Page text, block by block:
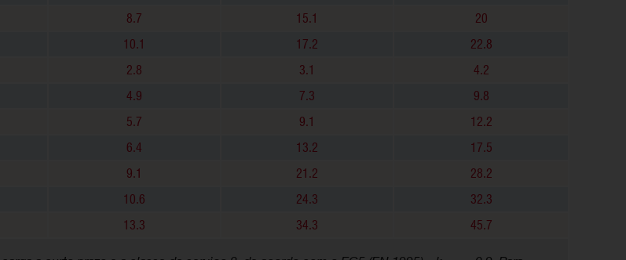
8.7 15.1
20
10.1 17.2
22.8
2.8 3.1
4.2
4.9 7.3
9.8
5.7 9.1
12.2
6.4 13.2
17.5
9.1 21.2
28.2
10.6 24.3
32.3
13.3 34.3 45.7